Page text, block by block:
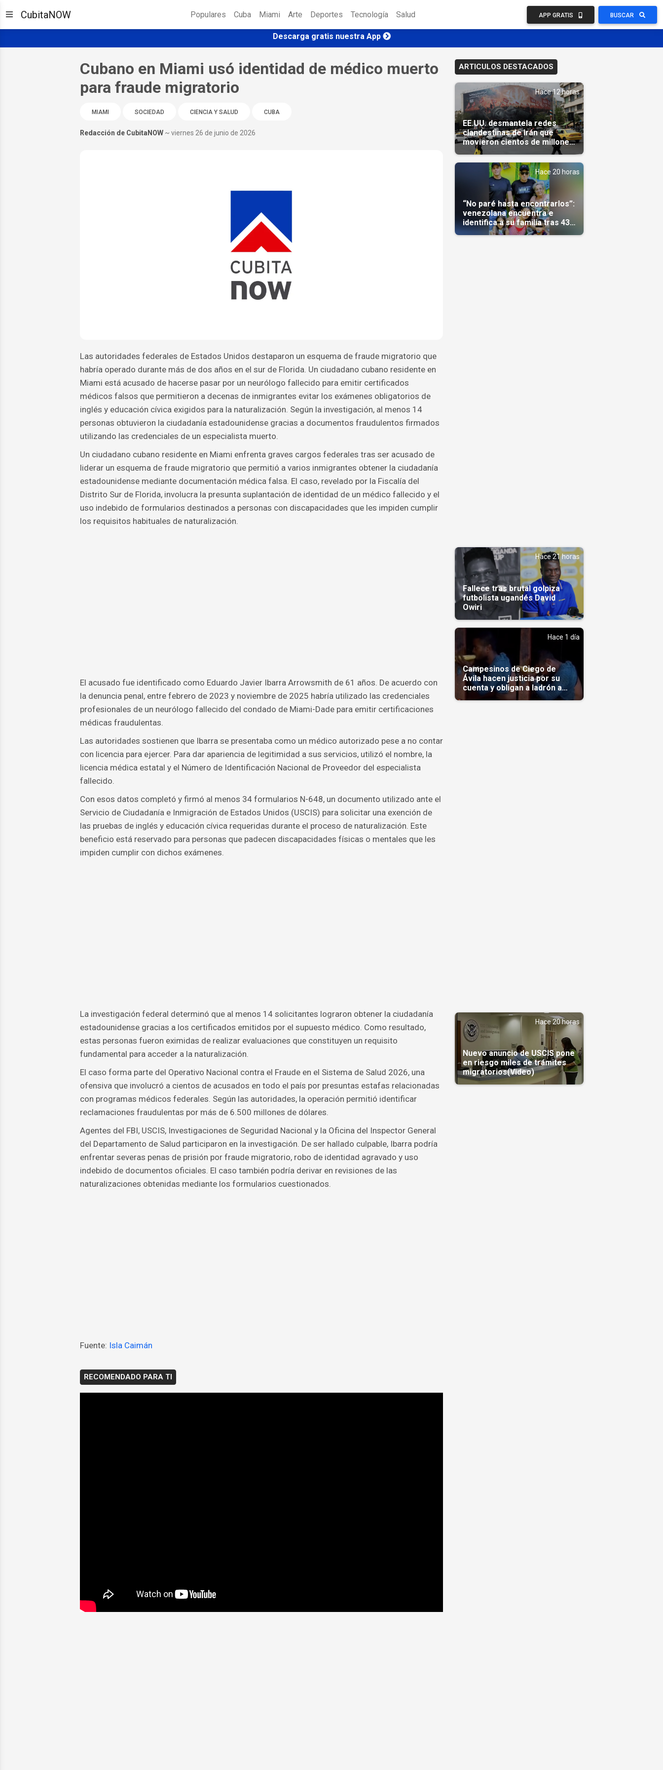
CubitaNOW Populares Cuba Miami Arte Deportes Tecnología Salud APP GRATIS BUSCAR
Descarga gratis nuestra App
Cubano en Miami usó identidad de médico muerto
para fraude migratorio
MIAMI SOCIEDAD CIENCIA Y SALUD CUBA
Redacción de CubitaNOW ~ viernes 26 de junio de 2026
Las autoridades federales de Estados Unidos destaparon un esquema de fraude migratorio que
habría operado durante más de dos años en el sur de Florida. Un ciudadano cubano residente en
Miami está acusado de hacerse pasar por un neurólogo fallecido para emitir certificados
médicos falsos que permitieron a decenas de inmigrantes evitar los exámenes obligatorios de
inglés y educación cívica exigidos para la naturalización. Según la investigación, al menos 14
personas obtuvieron la ciudadanía estadounidense gracias a documentos fraudulentos firmados
utilizando las credenciales de un especialista muerto.
Un ciudadano cubano residente en Miami enfrenta graves cargos federales tras ser acusado de
liderar un esquema de fraude migratorio que permitió a varios inmigrantes obtener la ciudadanía
estadounidense mediante documentación médica falsa. El caso, revelado por la Fiscalía del
Distrito Sur de Florida, involucra la presunta suplantación de identidad de un médico fallecido y el
uso indebido de formularios destinados a personas con discapacidades que les impiden cumplir
los requisitos habituales de naturalización.
El acusado fue identificado como Eduardo Javier Ibarra Arrowsmith de 61 años. De acuerdo con
la denuncia penal, entre febrero de 2023 y noviembre de 2025 habría utilizado las credenciales
profesionales de un neurólogo fallecido del condado de Miami-Dade para emitir certificaciones
médicas fraudulentas.
Las autoridades sostienen que Ibarra se presentaba como un médico autorizado pese a no contar
con licencia para ejercer. Para dar apariencia de legitimidad a sus servicios, utilizó el nombre, la
licencia médica estatal y el Número de Identificación Nacional de Proveedor del especialista
fallecido.
Con esos datos completó y firmó al menos 34 formularios N-648, un documento utilizado ante el
Servicio de Ciudadanía e Inmigración de Estados Unidos (USCIS) para solicitar una exención de
las pruebas de inglés y educación cívica requeridas durante el proceso de naturalización. Este
beneficio está reservado para personas que padecen discapacidades físicas o mentales que les
impiden cumplir con dichos exámenes.
La investigación federal determinó que al menos 14 solicitantes lograron obtener la ciudadanía
estadounidense gracias a los certificados emitidos por el supuesto médico. Como resultado,
estas personas fueron eximidas de realizar evaluaciones que constituyen un requisito
fundamental para acceder a la naturalización.
El caso forma parte del Operativo Nacional contra el Fraude en el Sistema de Salud 2026, una
ofensiva que involucró a cientos de acusados en todo el país por presuntas estafas relacionadas
con programas médicos federales. Según las autoridades, la operación permitió identificar
reclamaciones fraudulentas por más de 6.500 millones de dólares.
Agentes del FBI, USCIS, Investigaciones de Seguridad Nacional y la Oficina del Inspector General
del Departamento de Salud participaron en la investigación. De ser hallado culpable, Ibarra podría
enfrentar severas penas de prisión por fraude migratorio, robo de identidad agravado y uso
indebido de documentos oficiales. El caso también podría derivar en revisiones de las
naturalizaciones obtenidas mediante los formularios cuestionados.
Fuente: Isla Caimán
RECOMENDADO PARA TI
ARTICULOS DESTACADOS
Hace 12 horas
EE.UU. desmantela redes
clandestinas de Irán que
movieron cientos de millones
de dólares
Hace 20 horas
“No paré hasta encontrarlos”:
venezolana encuentra e
identifica a su familia tras 43
días del terremoto
Hace 21 horas
Fallece tras brutal golpiza
futbolista ugandés David
Owiri
Hace 1 día
Campesinos de Ciego de
Ávila hacen justicia por su
cuenta y obligan a ladrón a
comerse el maíz robado
Hace 20 horas
Nuevo anuncio de USCIS pone
en riesgo miles de trámites
migratorios(Video)